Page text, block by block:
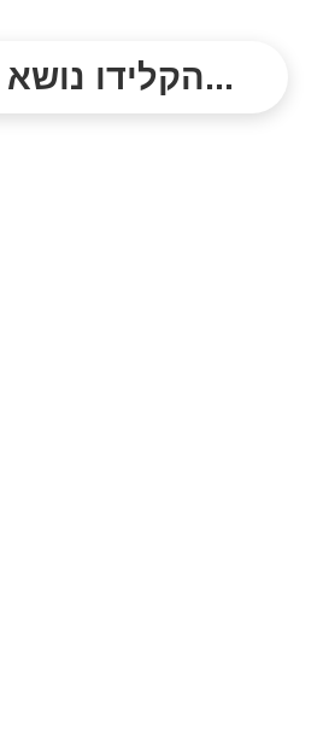
הקלידו נושא לימוד...